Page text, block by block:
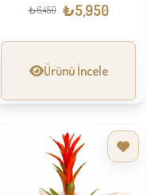
₺6,450 ₺5,950
Ürünü İncele